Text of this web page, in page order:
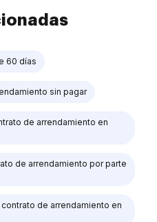
60 días
sin pagar
de arrendamiento en
de arrendamiento por parte
de arrendamiento en